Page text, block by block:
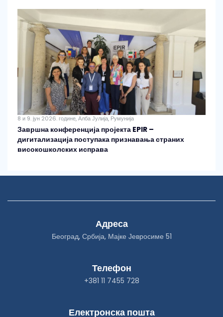
8 и 9. јун 2026. године, Алба Јулија, Румунија
Завршна конференција пројекта EPIR –
дигитализација поступака признавања страних
високошколских исправа
Адреса
Београд, Србија, Мајке Јевросиме 51
Телефон
+381 11 7455 728
Електронска пошта